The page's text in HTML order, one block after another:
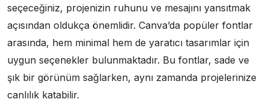
seçeceğiniz, projenizin ruhunu ve mesajını yansıtmak
açısından oldukça önemlidir. Canva’da popüler fontlar
arasında, hem minimal hem de yaratıcı tasarımlar için
uygun seçenekler bulunmaktadır. Bu fontlar, sade ve
şık bir görünüm sağlarken, aynı zamanda projelerinize
canlılık katabilir.